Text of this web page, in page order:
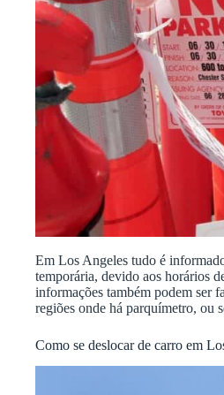
Em Los Angeles tudo é
temporária, devido aos horários
informações também podem ser
regiões onde há parquímetro, ou
Como se deslocar de carro em